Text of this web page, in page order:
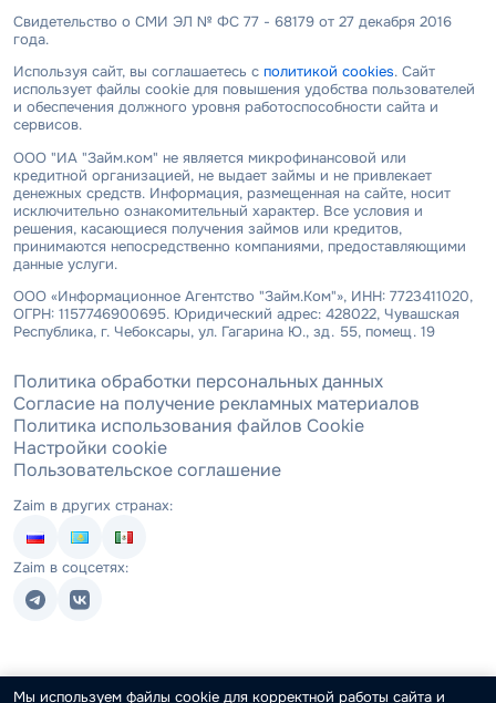
Свидетельство о СМИ ЭЛ № ФС 77 - 68179 от 27 декабря 2016
года.
Используя сайт, вы соглашаетесь с политикой cookies. Сайт
использует файлы cookie для повышения удобства пользователей
и обеспечения должного уровня работоспособности сайта и
сервисов.
ООО "ИА "Займ.ком" не является микрофинансовой или
кредитной организацией, не выдает займы и не привлекает
денежных средств. Информация, размещенная на сайте, носит
исключительно ознакомительный характер. Все условия и
решения, касающиеся получения займов или кредитов,
принимаются непосредственно компаниями, предоставляющими
данные услуги.
ООО «Информационное Агентство "Займ.Ком"», ИНН: 7723411020,
ОГРН: 1157746900695. Юридический адрес: 428022, Чувашская
Республика, г. Чебоксары, ул. Гагарина Ю., зд. 55, помещ. 19
Политика обработки персональных данных
Согласие на получение рекламных материалов
Политика использования файлов Cookie
Настройки cookie
Пользовательское соглашение
Zaim в других странах:
Zaim в соцсетях:
Мы используем файлы cookie для корректной работы сайта и